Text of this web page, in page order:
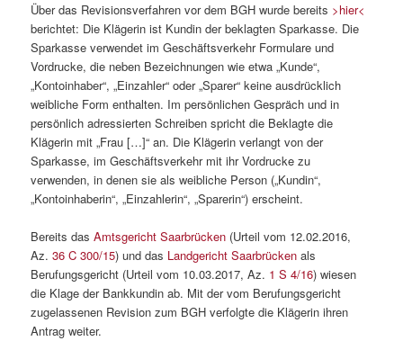
Über das Revisionsverfahren vor dem BGH wurde bereits >hier<
berichtet: Die Klägerin ist Kundin der beklagten Sparkasse. Die
Sparkasse verwendet im Geschäftsverkehr Formulare und
Vordrucke, die neben Bezeichnungen wie etwa „Kunde“,
„Kontoinhaber“, „Einzahler“ oder „Sparer“ keine ausdrücklich
weibliche Form enthalten. Im persönlichen Gespräch und in
persönlich adressierten Schreiben spricht die Beklagte die
Klägerin mit „Frau […]“ an. Die Klägerin verlangt von der
Sparkasse, im Geschäftsverkehr mit ihr Vordrucke zu
verwenden, in denen sie als weibliche Person („Kundin“,
„Kontoinhaberin“, „Einzahlerin“, „Sparerin“) erscheint.
Bereits dasAmtsgericht Saarbrücken (Urteil vom 12.02.2016,
Az.36 C 300/15) und das Landgericht Saarbrücken als
Berufungsgericht (Urteil vom 10.03.2017, Az. 1 S 4/16) wiesen
die Klage der Bankkundin ab. Mit der vom Berufungsgericht
zugelassenen Revision zum BGH verfolgte die Klägerin ihren
Antrag weiter.